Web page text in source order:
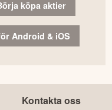
köpa aktier
Android & iOS
Kontakta oss